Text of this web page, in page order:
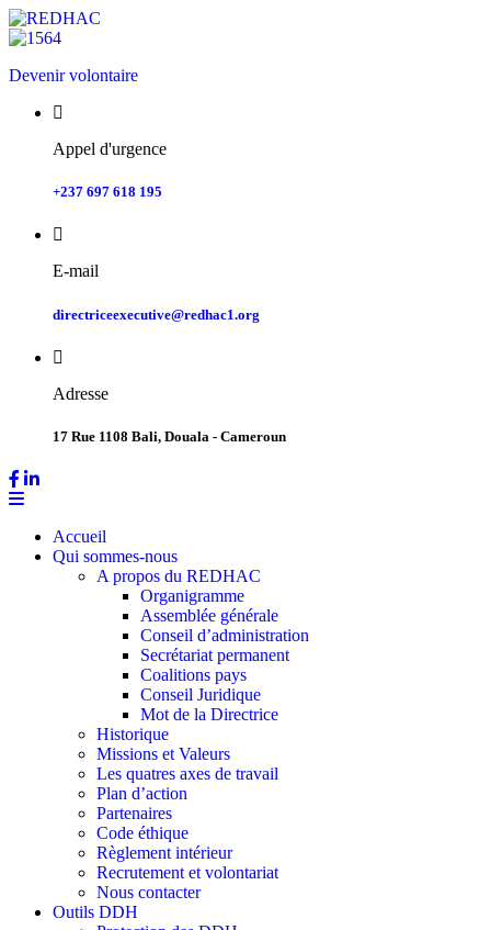
Devenir volontaire
Appel d'urgence
+237 697 618 195
E-mail
directriceexecutive@redhac1.org
Adresse
17 Rue 1108 Bali, Douala - Cameroun
Accueil
Qui sommes-nous
A propos du REDHAC
Organigramme
Assemblée générale
Conseil d’administration
Secrétariat permanent
Coalitions pays
Conseil Juridique
Mot de la Directrice
Historique
Missions et Valeurs
Les quatres axes de travail
Plan d’action
Partenaires
Code éthique
Règlement intérieur
Recrutement et volontariat
Nous contacter
Outils DDH